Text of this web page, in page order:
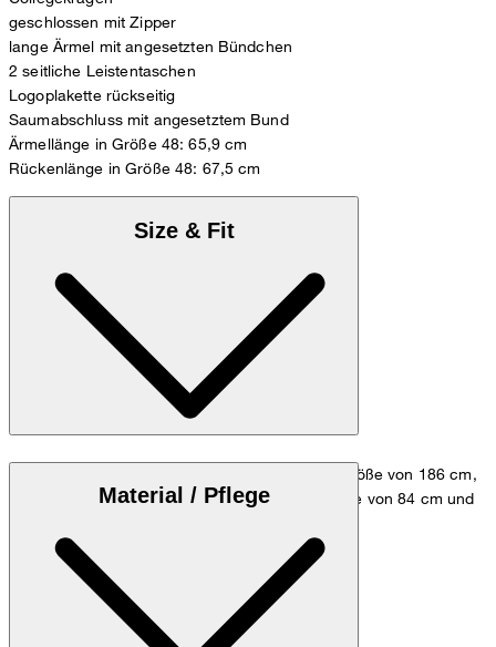
geschlossen mit Zipper
lange Ärmel mit angesetzten Bündchen
2 seitliche Leistentaschen
Logoplakette rückseitig
Saumabschluss mit angesetztem Bund
Ärmellänge in Größe 48: 65,9 cm
Rückenlänge in Größe 48: 67,5 cm
Size & Fit
Das Model trägt die Größe 48 bei einer Körpergröße von 186 cm,
einem Brustumfang von 98 cm, einer Taillenweite von 84 cm und
Größentabelle
Material / Pflege